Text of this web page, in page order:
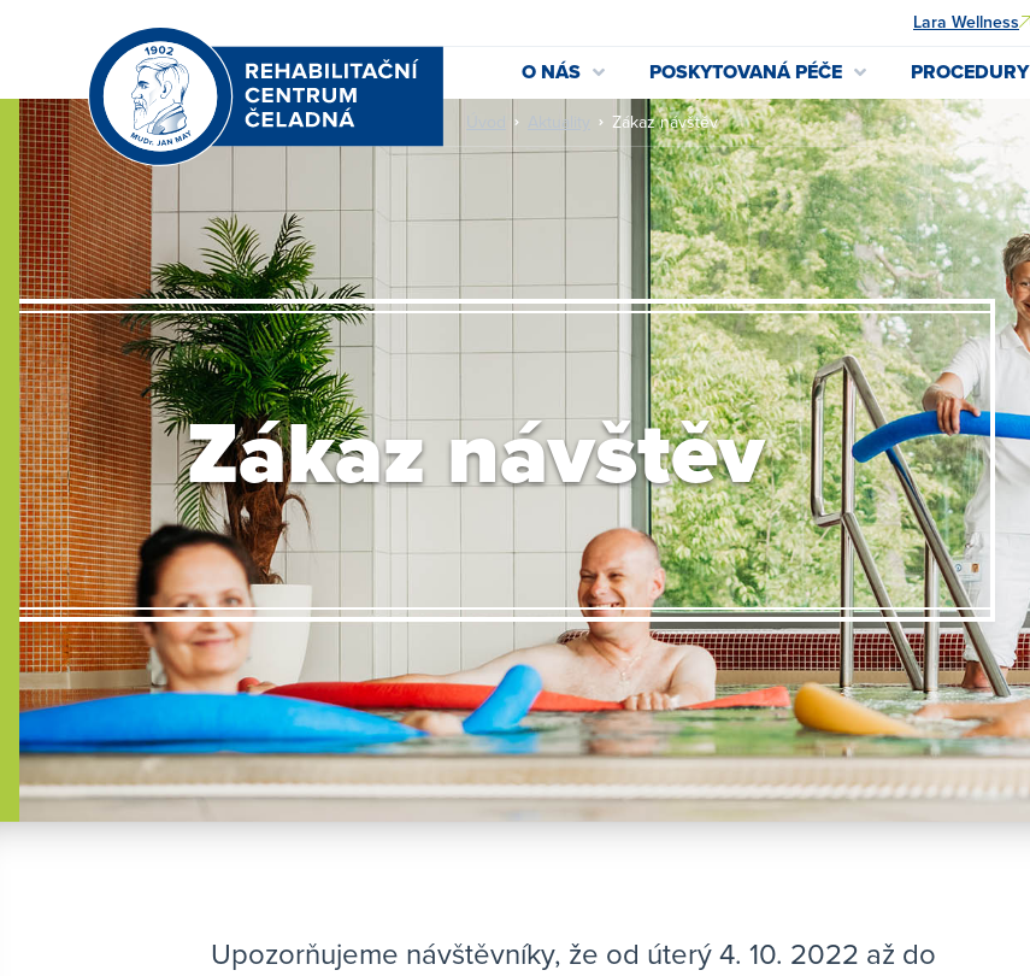
Lara Wellness
O NÁS POSKYTOVANÁ PÉČE PROCEDURY
Aktuality Zákaz návštěv
Zákaz návštěv
Upozorňujeme návštěvníky, že od úterý 4. 10. 2022 až do